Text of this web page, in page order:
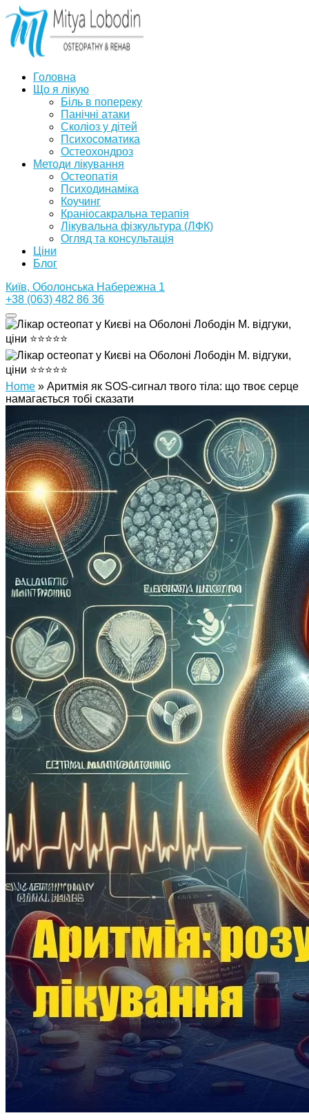
Головна
Що я лікую
Біль в попереку
Панічні атаки
Сколіоз у дітей
Психосоматика
Остеохондроз
Методи лікування
Остеопатія
Психодинаміка
Коучинг
Краніосакральна терапія
Лікувальна фізкультура (ЛФК)
Огляд та консультація
Ціни
Блог
Київ, Оболонська Набережна 1
+38 (063) 482 86 36
Home » Аритмія як SOS-сигнал твого тіла: що твоє серце
намагається тобі сказати